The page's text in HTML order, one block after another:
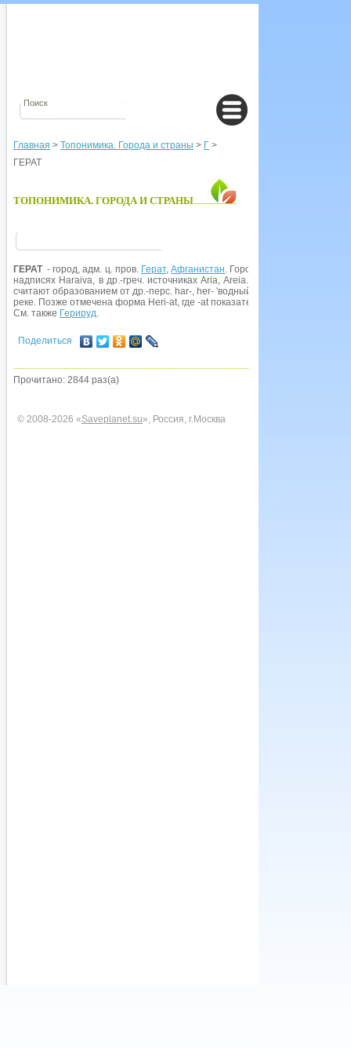
Главная > Топонимика. Города и страны > Г >
ГЕРАТ
ТОПОНИМИКА. ГОРОДА И СТРАНЫ
ГЕРАТ - город, адм. ц. пров. Герат,Афганистан. Город упоминается в
надписях Haraiva, в др.-греч. источниках Aria, Areia. У араб,
считают образованием от др.-перс. har-, her- 'водный, водяной', т. е.
реке. Позже отмечена форма Heri-at, где -at показатель множ. ч.,
См. также Герируд.
Поделиться
Прочитано: 2844 раз(а)
© 2008-2026 «Saveplanet.su», Россия, г.Москва